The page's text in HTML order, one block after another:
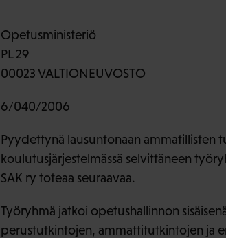
Opetusministeriö
PL 29
00023 VALTIONEUVOSTO
6/040/2006
Pyydettynä lausuntonaan ammatillisten
koulutusjärjestelmässä selvittäneen
SAK ry toteaa seuraavaa.
Työryhmä jatkoi opetushallinnon
perustutkintojen, ammattitutkintojen ja